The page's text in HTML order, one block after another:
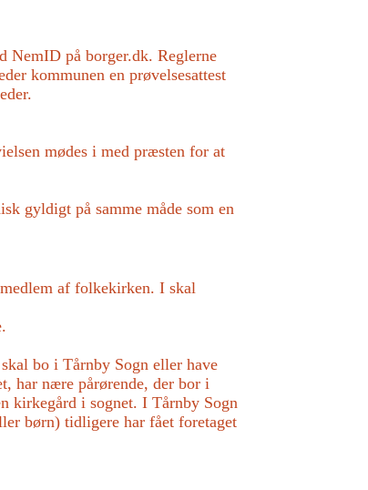
på borger.dk. Reglerne
kommunen en prøvelsesattest
mødes i med præsten for at
gyldigt på samme måde som en
af folkekirken. I skal
bo i Tårnby Sogn eller have
har nære pårørende, der bor i
kirkegård i sognet. I Tårnby Sogn
børn) tidligere har fået foretaget